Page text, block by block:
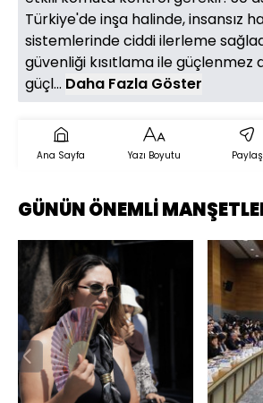
Türkiye'de inşa halinde, insansız
sistemlerinde ciddi ilerleme
güvenliği kısıtlama ile güçlenmez
güçl... Daha Fazla Göster
Ana Sayfa Yazı Boyutu Paylaş
GÜNÜN ÖNEMLİ